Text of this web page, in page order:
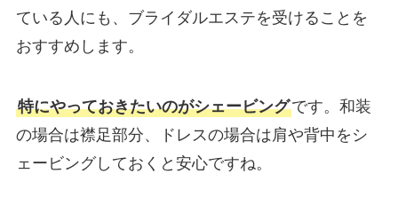
ている人にも、ブライダルエステを受けることを
おすすめします。
特にやっておきたいのがシェービングです。和装
の場合は襟足部分、ドレスの場合は肩や背中をシ
ェービングしておくと安心ですね。